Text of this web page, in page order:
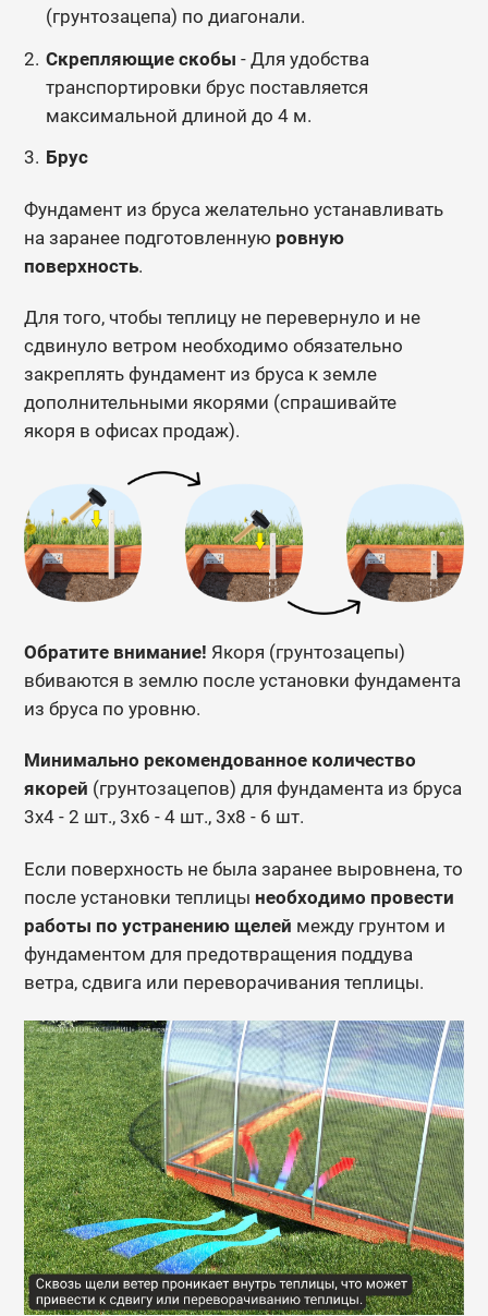
(грунтозацепа) по диагонали.
Скрепляющие скобы - Для удобства
транспортировки брус поставляется
максимальной длиной до 4 м.
Брус
Фундамент из бруса желательно устанавливать
на заранее подготовленную ровную
поверхность.
Для того, чтобы теплицу не перевернуло и не
сдвинуло ветром необходимо обязательно
закреплять фундамент из бруса к земле
дополнительными якорями (спрашивайте
якоря в офисах продаж).
Обратите внимание! Якоря (грунтозацепы)
вбиваются в землю после установки фундамента
из бруса по уровню.
Минимально рекомендованное количество
якорей (грунтозацепов) для фундамента из бруса
3х4 - 2 шт., 3х6 - 4 шт., 3х8 - 6 шт.
Если поверхность не была заранее выровнена, то
после установки теплицы необходимо провести
работы по устранению щелей между грунтом и
фундаментом для предотвращения поддува
ветра, сдвига или переворачивания теплицы.